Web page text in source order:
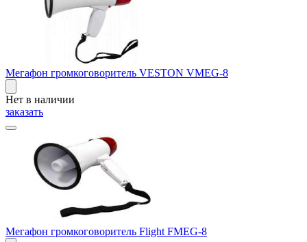
Мегафон громкоговоритель VESTON VMEG-8
Нет в наличии
заказать
Мегафон громкоговоритель Flight FMEG-8